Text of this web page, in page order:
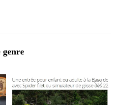
genre